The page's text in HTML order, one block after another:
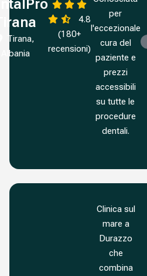
Tirana,
Albania
4.8
(180+
recensioni)
per
l'eccezionale
cura del
paziente e
prezzi
accessibili
su tutte le
procedure
dentali.
Clinica sul
mare a
Durazzo
che
combina